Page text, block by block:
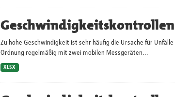
Geschwindigkeitskontrollen
Zu hohe Geschwindigkeit ist sehr häufig die Ursache für
Ordnung regelmäßig mit zwei mobilen Messgeräten...
XLSX